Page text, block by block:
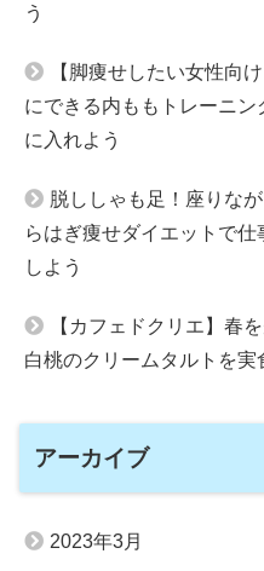
う
【脚痩せしたい女性向
にできる内ももトレーニン
に入れよう
脱ししゃも足！座りな
らはぎ痩せダイエットで仕
しよう
【カフェドクリエ】春
白桃のクリームタルトを実
アーカイブ
2023年3月